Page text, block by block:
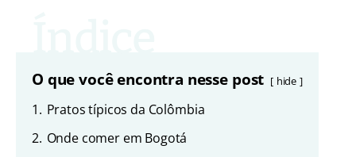
O que você encontra nesse post hide
1. Pratos típicos da Colômbia
2. Onde comer em Bogotá